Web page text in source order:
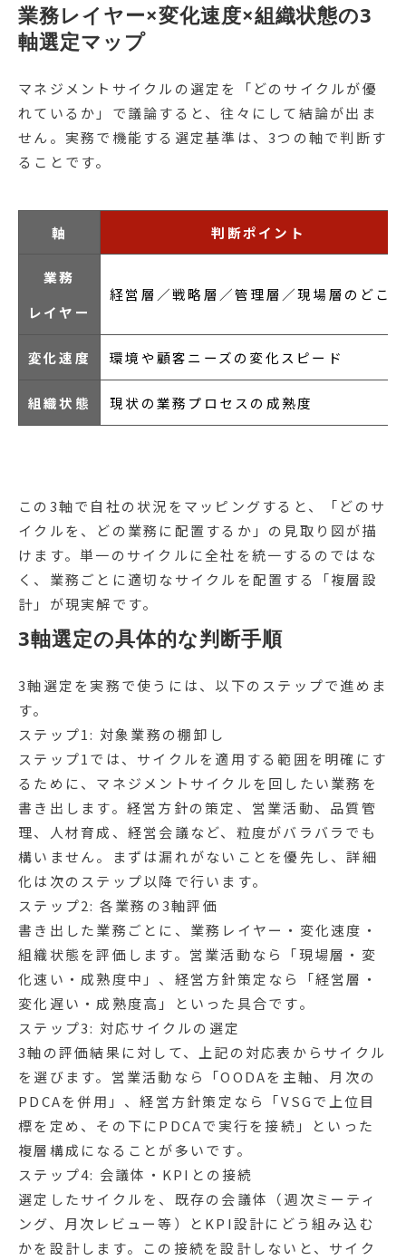
業務レイヤー×変化速度×組織状態の3
軸選定マップ
マネジメントサイクルの選定を「どのサイクルが優
れているか」で議論すると、往々にして結論が出ま
せん。実務で機能する選定基準は、3つの軸で判断す
ることです。
軸 判断ポイント
業務
レイヤー
経営層／戦略層／管理層／現場層のどこか
変化速度 環境や顧客ニーズの変化スピード
組織状態 現状の業務プロセスの成熟度
この3軸で自社の状況をマッピングすると、「どのサ
イクルを、どの業務に配置するか」の見取り図が描
けます。単一のサイクルに全社を統一するのではな
く、業務ごとに適切なサイクルを配置する「複層設
計」が現実解です。
3軸選定の具体的な判断手順
3軸選定を実務で使うには、以下のステップで進めま
す。
ステップ1: 対象業務の棚卸し
ステップ1では、サイクルを適用する範囲を明確にす
るために、マネジメントサイクルを回したい業務を
書き出します。経営方針の策定、営業活動、品質管
理、人材育成、経営会議など、粒度がバラバラでも
構いません。まずは漏れがないことを優先し、詳細
化は次のステップ以降で行います。
ステップ2: 各業務の3軸評価
書き出した業務ごとに、業務レイヤー・変化速度・
組織状態を評価します。営業活動なら「現場層・変
化速い・成熟度中」、経営方針策定なら「経営層・
変化遅い・成熟度高」といった具合です。
ステップ3: 対応サイクルの選定
3軸の評価結果に対して、上記の対応表からサイクル
を選びます。営業活動なら「OODAを主軸、月次の
PDCAを併用」、経営方針策定なら「VSGで上位目
標を定め、その下にPDCAで実行を接続」といった
複層構成になることが多いです。
ステップ4: 会議体・KPIとの接続
選定したサイクルを、既存の会議体（週次ミーティ
ング、月次レビュー等）とKPI設計にどう組み込む
かを設計します。この接続を設計しないと、サイク